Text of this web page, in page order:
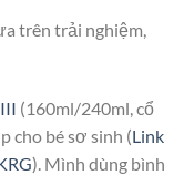
trên trải nghiệm,
(160ml/240ml, cổ
cho bé sơ sinh (Link
). Mình dùng bình